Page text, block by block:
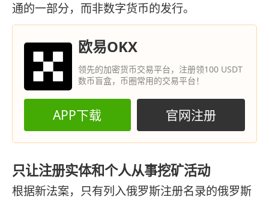
通的一部分，而非数字货币的发行。
欧易OKX
领先的加密货币交易平台，注册领100 USDT
数币盲盒，币圈常用的交易平台！
APP下载 官网注册
只让注册实体和个人从事挖矿活动
根据新法案，只有列入俄罗斯注册名录的俄罗斯